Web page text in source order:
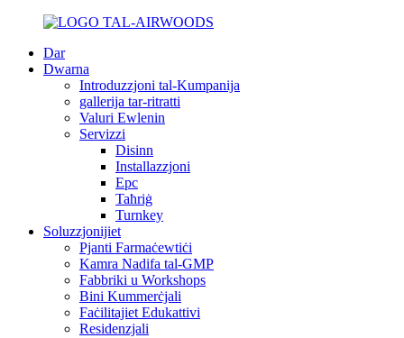
Dar
Dwarna
Introduzzjoni tal-Kumpanija
gallerija tar-ritratti
Valuri Ewlenin
Servizzi
Disinn
Installazzjoni
Epc
Taħriġ
Turnkey
Soluzzjonijiet
Pjanti Farmaċewtiċi
Kamra Nadifa tal-GMP
Fabbriki u Workshops
Bini Kummerċjali
Faċilitajiet Edukattivi
Residenzjali